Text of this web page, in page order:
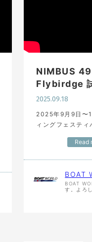
NIMBUS
Flybirdge
2025.09.18
2025年9月9日〜
ィングフェスティ
になります。 カ
Read
BOAT
BOAT
す。よろ